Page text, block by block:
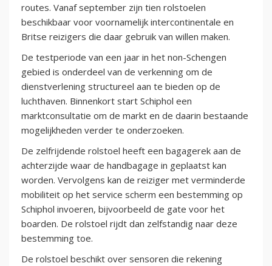
routes. Vanaf september zijn tien rolstoelen
beschikbaar voor voornamelijk intercontinentale en
Britse reizigers die daar gebruik van willen maken.
De testperiode van een jaar in het non-Schengen
gebied is onderdeel van de verkenning om de
dienstverlening structureel aan te bieden op de
luchthaven. Binnenkort start Schiphol een
marktconsultatie om de markt en de daarin bestaande
mogelijkheden verder te onderzoeken.
De zelfrijdende rolstoel heeft een bagagerek aan de
achterzijde waar de handbagage in geplaatst kan
worden. Vervolgens kan de reiziger met verminderde
mobiliteit op het service scherm een bestemming op
Schiphol invoeren, bijvoorbeeld de gate voor het
boarden. De rolstoel rijdt dan zelfstandig naar deze
bestemming toe.
De rolstoel beschikt over sensoren die rekening